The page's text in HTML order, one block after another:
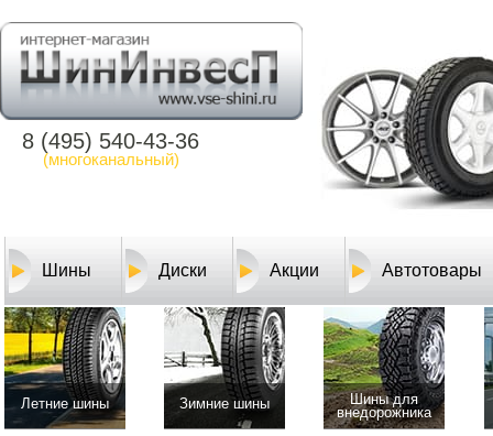
8 (495) 540-43-36
(многоканальный)
Шины Диски Акции Автотовары
Летние шины Зимние шины
Шины для
внедорожника